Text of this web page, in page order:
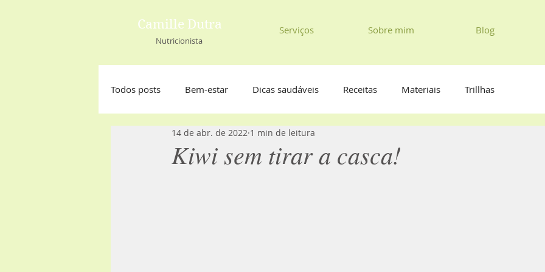
Camille Dutra
Nutricionista
Serviços Sobre mim Blog
Todos posts Bem-estar Dicas saudáveis Receitas Materiais Trillhas
Kiwi sem tirar a casca!
14 de abr. de 2022 1 min de leitura